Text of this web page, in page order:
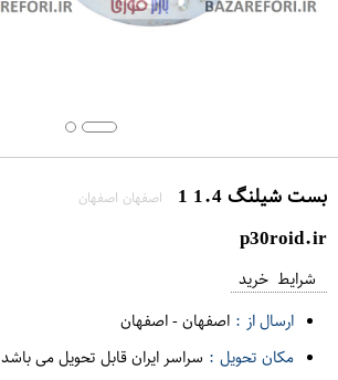
بست شیلنگ 1.4 1 اصفهان اصفهان
p30roid.ir
شرایط خرید
ارسال از : اصفهان-اصفهان
مکان تحویل : سراسر ایران قابل تحویل می باشد